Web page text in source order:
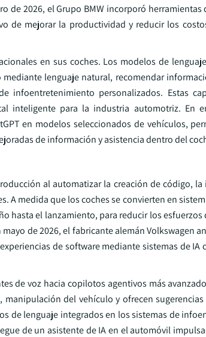
de 2026, el Grupo BMW incorporó herramientas
de mejorar la productividad y reducir los
en sus coches. Los modelos de
lenguaje natural, recomendar
personalizados. Estas
inteligente para la industria automotriz. En
en modelos seleccionados de vehículos,
de información y asistencia dentro del
al automatizar la creación de código,
A medida que los coches se convierten en
hasta el lanzamiento, para reducir los esfuerzos
de 2026, el fabricante alemán Volkswagen
de software mediante sistemas de IA
de voz hacia copilotos agentivos más
del vehículo y ofrecen
de lenguaje integrados en los sistemas de
de un asistente de IA en el automóvil